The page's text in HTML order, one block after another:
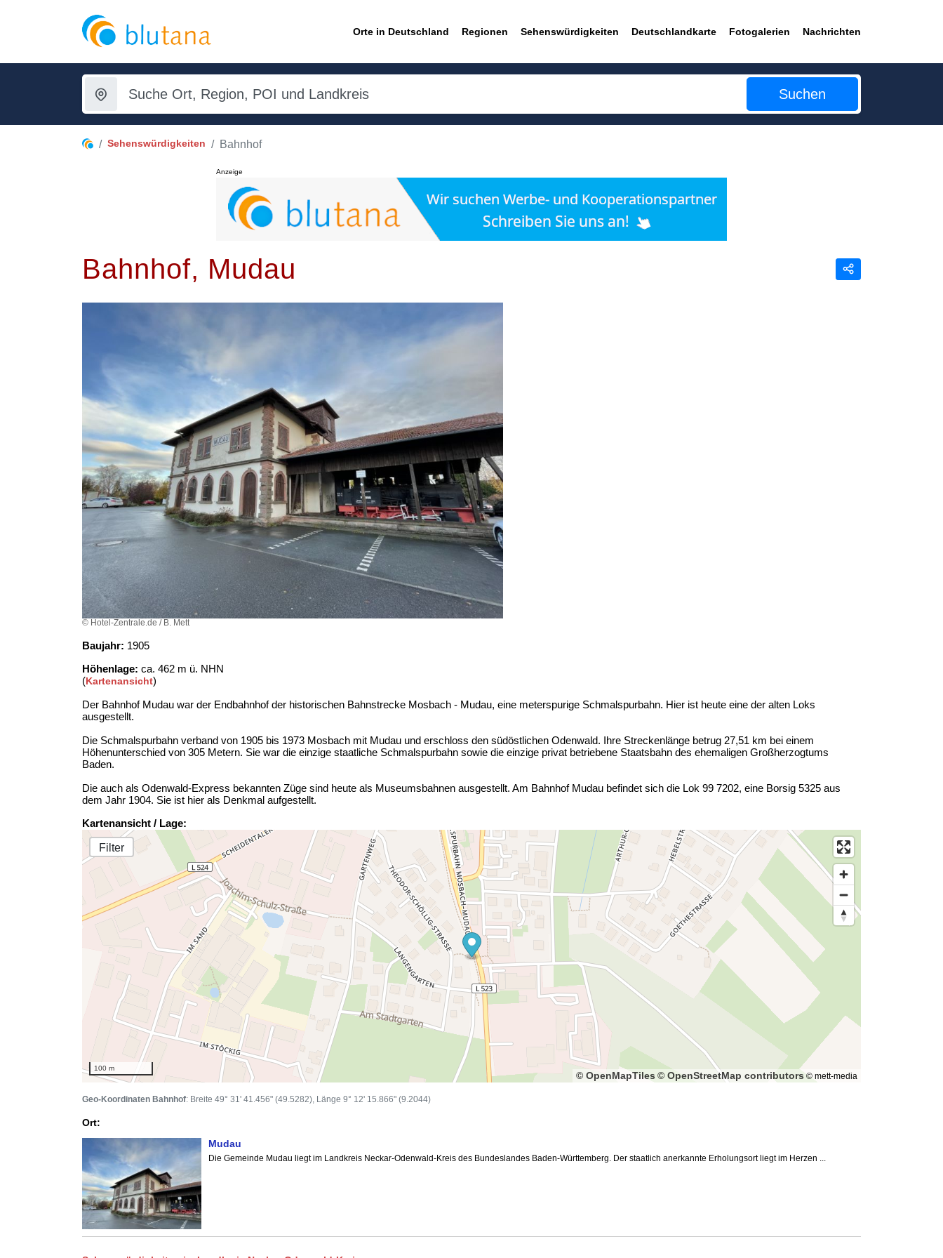
Orte in Deutschland Regionen Sehenswürdigkeiten Deutschlandkarte Fotogalerien Nachrichten
Suchen
Sehenswürdigkeiten Bahnhof
Anzeige
Bahnhof, Mudau Teilen
© Hotel-Zentrale.de / B. Mett
Baujahr: 1905
Höhenlage: ca. 462 m ü. NHN
(Kartenansicht)
Der Bahnhof Mudau war der Endbahnhof der historischen Bahnstrecke Mosbach - Mudau, eine meterspurige Schmalspurbahn. Hier ist heute eine der alten Loks
ausgestellt.
Die Schmalspurbahn verband von 1905 bis 1973 Mosbach mit Mudau und erschloss den südöstlichen Odenwald. Ihre Streckenlänge betrug 27,51 km bei einem
Höhenunterschied von 305 Metern. Sie war die einzige staatliche Schmalspurbahn sowie die einzige privat betriebene Staatsbahn des ehemaligen Großherzogtums
Baden.
Die auch als Odenwald-Express bekannten Züge sind heute als Museumsbahnen ausgestellt. Am Bahnhof Mudau befindet sich die Lok 99 7202, eine Borsig 5325 aus
dem Jahr 1904. Sie ist hier als Denkmal aufgestellt.
Kartenansicht / Lage:
Filter
100 m
© OpenMapTiles © OpenStreetMap contributors © mett-media
Geo-Koordinaten Bahnhof: Breite 49° 31' 41.456" (49.5282), Länge 9° 12' 15.866" (9.2044)
Ort:
Mudau
Die Gemeinde Mudau liegt im Landkreis Neckar-Odenwald-Kreis des Bundeslandes Baden-Württemberg. Der staatlich anerkannte Erholungsort liegt im Herzen ...